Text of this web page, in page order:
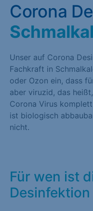
Corona
Unser auf Corona
Fachkraft in
oder Ozon ein, dass
aber viruzid, das
Corona Virus
ist biologisch
nicht.
Für wen ist